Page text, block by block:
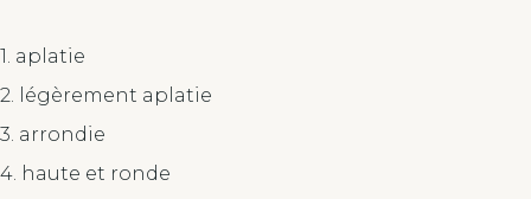
1. aplatie
2. légèrement aplatie
3. arrondie
4. haute et ronde